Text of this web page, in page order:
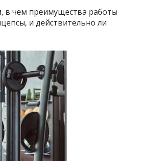
в чем преимущества работы
и действительно ли